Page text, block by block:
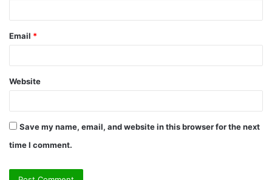
Email *
Website
Save my name, email, and website in this browser for the next
time I comment.